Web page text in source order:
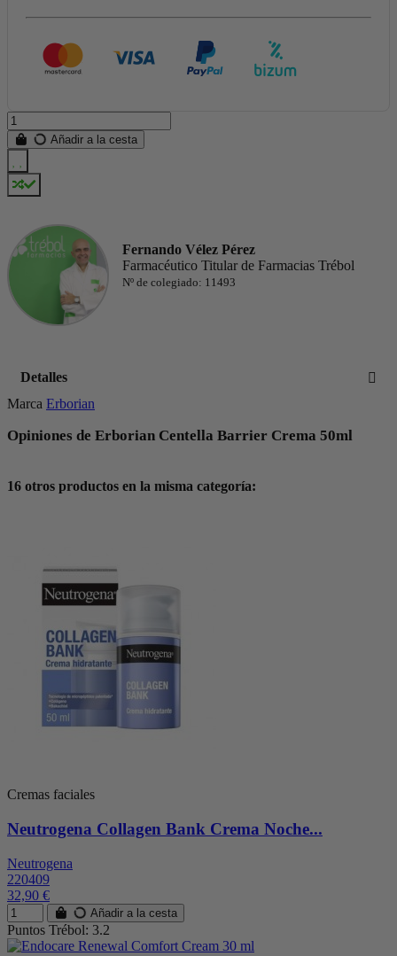
Añadir a la cesta
Fernando Vélez Pérez
Farmacéutico Titular de Farmacias Trébol
Nº de colegiado: 11493
Detalles
Marca Erborian
Opiniones de Erborian Centella Barrier Crema 50ml
16 otros productos en la misma categoría:
Cremas faciales
Neutrogena Collagen Bank Crema Noche...
Neutrogena
220409
32,90 €
Añadir a la cesta
Puntos Trébol: 3.2